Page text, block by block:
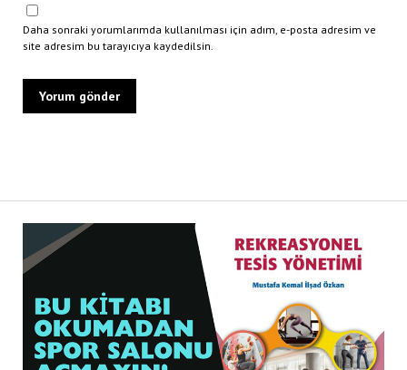
Daha sonraki yorumlarımda kullanılması için adım, e-posta adresim ve
site adresim bu tarayıcıya kaydedilsin.